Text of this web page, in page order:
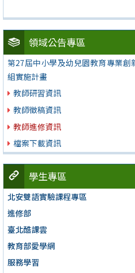
領域公告專區
第27屆中小學及幼兒園教育專業創
組實施計畫
教師研習資訊
教師徵稿資訊
教師進修資訊
檔案下載資訊
學生專區
北安雙語實驗課程專區
進修部
臺北酷課雲
教育部愛學網
服務學習